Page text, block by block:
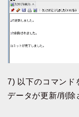
7) 以下のコマンド
データが更新/削